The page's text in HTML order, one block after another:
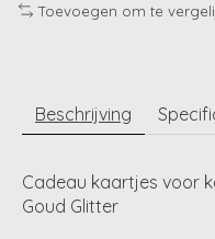
Toevoegen om te
Beschrijving
Cadeau kaartjes voor
Goud Glitter